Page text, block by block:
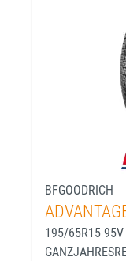
BFGOODRICH
195/65R15 95V